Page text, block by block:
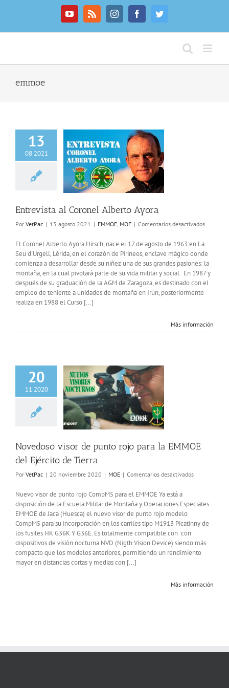
YouTubeRss InstagramFacebookTwitter
emmoe
13
08 2021
al Coronel
Entrevista al Coronel Alberto Ayora
Por VetPac | 13 agosto 2021 | EMMOE, MOE | Comentarios desactivadosen
Coronel
Alberto
Ayora
El Coronel Alberto Ayora Hirsch, nace el 17 de agosto de 1963 en La
Seu d´Urgell, Lérida, en el corazón de Pirineos, enclave mágico donde
comienza a desarrollar desde su niñez una de sus grandes pasiones: la
montaña, en la cual pivotará parte de su vida militar y social. En 1987 y
después de su graduación de la AGM de Zaragoza, es destinado con el
empleo de teniente a unidades de montaña en Irún, posteriormente
realiza en 1988 el Curso [...]
Más información
20
11 2020
visor de punto
de Tierra
Novedoso visor de punto rojo para la EMMOE
del Ejército de Tierra
Por VetPac | 20 noviembre 2020 | MOE | Comentarios desactivadosen
de
para
EMMOE
del
Tierra
Nuevo visor de punto rojo CompM5 para el EMMOE Ya está a
disposición de la Escuela Militar de Montaña y Operaciones Especiales
EMMOE de Jaca (Huesca) el nuevo visor de punto rojo modelo
CompM5 para su incorporación en los carriles tipo M1913 Picatinny de
los fusiles HK G36K Y G36E. Es totalmente compatible con con
dispositivos de visión nocturna NVD (Nigth Vision Device) siendo más
compacto que los modelos anteriores, permitiendo un rendimiento
mayor en distancias cortas y medias con [...]
Más información